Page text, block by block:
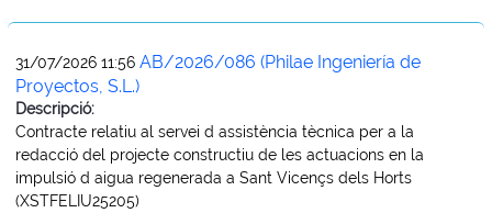
31/07/2026 11:56 AB/2026/086 (Philae Ingeniería de
Proyectos, S.L.)
Descripció:
Contracte relatiu al servei d assistència tècnica per a la
redacció del projecte constructiu de les actuacions en la
impulsió d aigua regenerada a Sant Vicençs dels Horts
(XSTFELIU25205)